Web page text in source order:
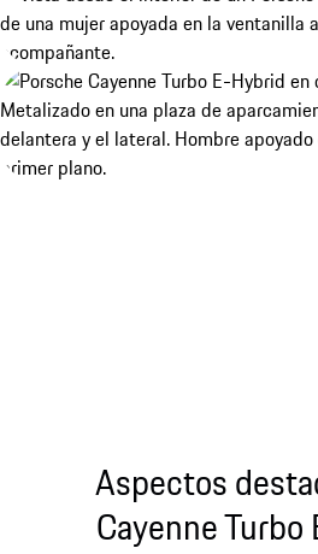
Aspectos
Cayenne